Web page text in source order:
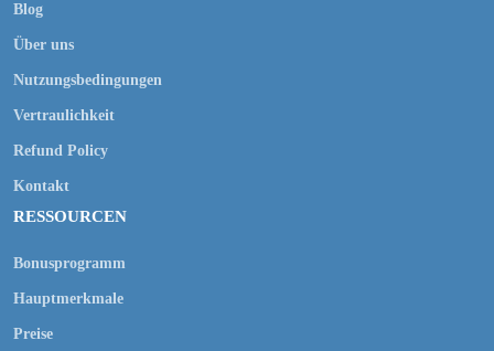
Blog
Über uns
Nutzungsbedingungen
Vertraulichkeit
Refund Policy
Kontakt
RESSOURCEN
Bonusprogramm
Hauptmerkmale
Preise